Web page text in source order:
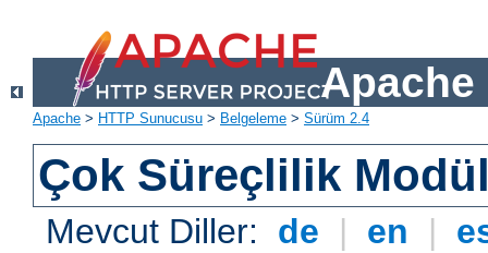
Apache
Apache > HTTP Sunucusu > Belgeleme > Sürüm 2.4
Çok Süreçlilik
Mevcut Diller: de | en |